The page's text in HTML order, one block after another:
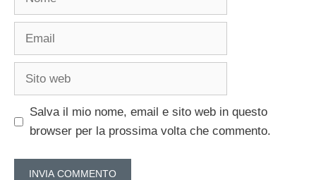
Email
Sito
Salva il mio nome, email e sito web in questo
browser per la prossima volta che commento.